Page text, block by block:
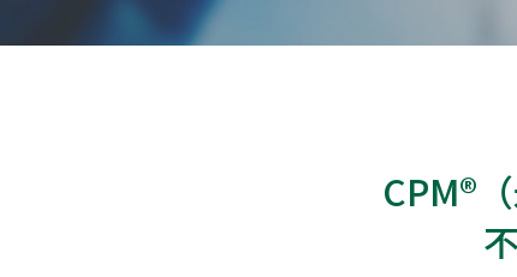
CPM®